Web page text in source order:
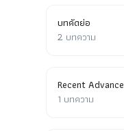
บทคัดย่อ
2 บทความ
Recent Advance
1 บทความ